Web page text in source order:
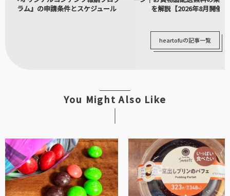
ラム』の申請条件とスケジュール
を解説【2026年8月開催】
heartofuの記事一覧
You Might Also Like